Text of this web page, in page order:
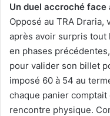
Un duel accroché
Opposé au TRA
après avoir surpris tout
en phases
pour valider son billet
imposé 60 à 54 au
chaque panier
rencontre physique.